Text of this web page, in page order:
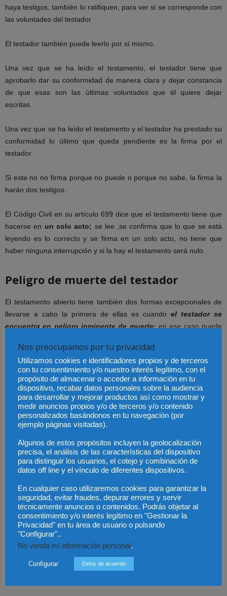
haya testigos, también lo ratifiquen, para ver si se corresponde con
las voluntades del testador
El testador también puede leerlo por sí mismo.
Una vez que se ha leído el testamento, el testador tiene que
aprobarlo dar su conformidad de manera clara y dejar constancia
de que esas son las últimas voluntades que él quiere dejar
escritas.
Una vez que se ha leído el testamento y el testador ha prestado su
conformidad lo último que queda pendiente es la firma por el
testador.
Si este no no firma porque no puede o porque no sabe, la firma la
harán dos testigos.
El Código Civil en su artículo 699 dice que el testamento tiene que
hacerse en un solo acto; se lee ,se confirma que lo que se está
leyendo es lo correcto y se firma en un solo acto, no tiene que
haber ninguna interrupción y si la hay el testamento será nulo.
Peligro de muerte del testador
El testamento abierto tiene también dos formas excepcionales de
llevarse a cabo la primera de ellas es cuando el testador se
encuentra en peligro inminente de muerte;en ese caso puede
es necesario que esté delante un notario.
Es necesario que su vida corra peligro y peligro inminente y
además, si es posible que el testador otorgue el testamento abierto
notarial no será válida esta forma.
Testamento en tiempo de epidemia
La otra opción esen tiempo de epidemia,también puede hacerse
un testamento abierto sin necesidad de ir a ningún notario y
solamente ante tres testigos que tengan más de 16 años.
Nos preocupamos por tu privacidad
Utilizamos cookies e identificadores propios y de terceros
con tu consentimiento y/o nuestro interés legítimo, con el
propósito de almacenar o acceder a información en tu
dispositivo, recabar datos personales sobre la audiencia
para desarrollar y mejorar productos así como mostrar y
medir anuncios propios y/o de terceros y/o contenido
personalizados basándonos en tu navegación (por
ejemplo páginas visitadas).
Algunos de estos propósitos incluyen la geolocalización
precisa, el análisis de las características del dispositivo
para distinguir los usuarios, el cotejo y combinación de
datos off line y el vínculo de diferentes dispositivos.
En cualquier caso utilizaremos cookies para garantizar la
seguridad, evitar fraudes, depurar errores y servir
técnicamente anuncios o contenidos. Podrás objetar al
consentimiento y/o interés legítimo en "Gestionar la
Privacidad" en tu área de usuario o pulsando
"Configurar"..
No venda mi información personal .
Configurar Estoy de acuerdo